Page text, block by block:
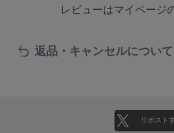
LeSportsac
LILY BROWN
LILY BROWN Lingerie
リリーブラウンランジェリー
レビューはマイページ
返品・キャンセルについて
リポスト